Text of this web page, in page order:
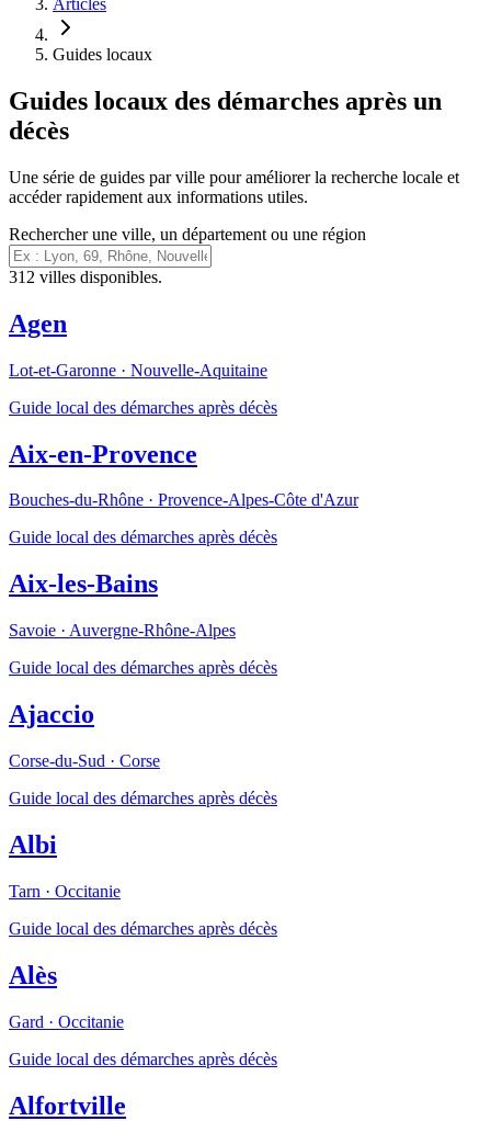
Articles
Guides locaux
Guides locaux des démarches après un
décès
Une série de guides par ville pour améliorer la recherche locale et
accéder rapidement aux informations utiles.
Rechercher une ville, un département ou une région
312 villes disponibles.
Agen
Lot-et-Garonne · Nouvelle-Aquitaine
Guide local des démarches après décès
Aix-en-Provence
Bouches-du-Rhône · Provence-Alpes-Côte d'Azur
Guide local des démarches après décès
Aix-les-Bains
Savoie · Auvergne-Rhône-Alpes
Guide local des démarches après décès
Ajaccio
Corse-du-Sud · Corse
Guide local des démarches après décès
Albi
Tarn · Occitanie
Guide local des démarches après décès
Alès
Gard · Occitanie
Guide local des démarches après décès
Alfortville